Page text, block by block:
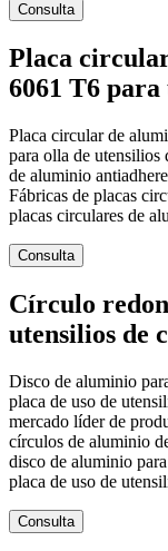
Consulta
Placa
6061 T6 para
Placa circular de
para olla de
de aluminio
Fábricas de placas
placas circulares de
Consulta
Círculo
utensilios de
Disco de aluminio
placa de uso de
mercado líder de
círculos de aluminio
disco de aluminio
placa de uso de
Consulta